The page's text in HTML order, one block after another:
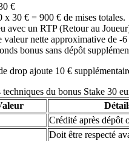
€
x 30 € = 900 € de mises totales.
avec un RTP (Retour au
nette approximative de -
bonus sans dépôt
drop ajoute 10 €
du bonus Stake 30
Crédité après dépôt
Doit être respecté